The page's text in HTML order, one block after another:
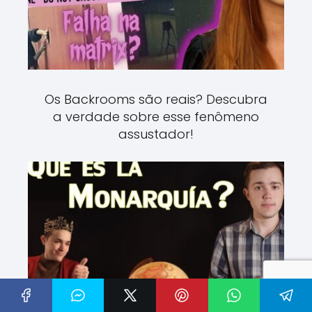
Os Backrooms são reais? Descubra
a verdade sobre esse fenômeno
assustador!